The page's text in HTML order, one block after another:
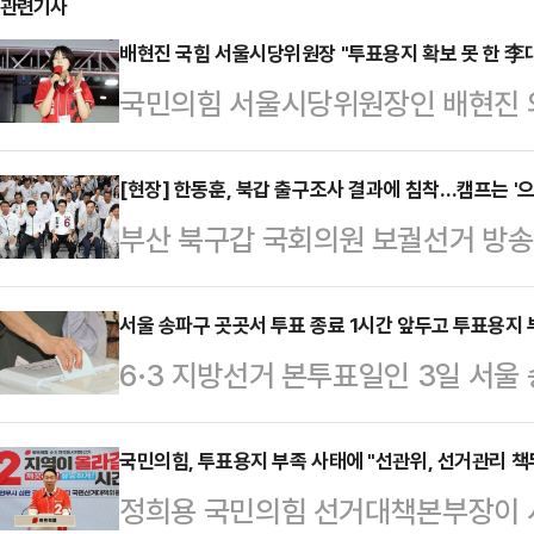
관련기사
배현진 국힘 서울시당위원장 "투표용지 확보 못 한 李
국민의힘 서울시당위원장인 배현
지 부족 사태와 관련해 "선거 개입
대해서 대통령으로서 사죄하고, 중
문책해야 한다"고 밝혔다.배현진
고 "중앙선관위는 이 사건 대해 갑
는, 마치 아무 일도 아닌 듯한 입장
서울 국민의힘 시당위원장으로서
선관위 선거 관리 부족 등…
[현장] 한동훈, 북갑 출구조사 결과에 침착…캠프는 '
부산 북구갑 국회의원 보궐선거 방
당 후보와 한동훈 무소속 후보가 초
훈 후보는 침착한 표정으로 방송을
거사무소에서 캠프 관계자들과 주
결과 발표 방송을 시청했다.이날
후보 41.6%가 발표되자 캠프 내부
후보는 별다른 표정 변화 없이 TV
서울 송파구 곳곳서 투표 종료 1시간 앞두고 투표용
6·3 지방선거 본투표일인 3일 서울
를 1시간여 앞둔 오후 5시쯤부터
다.이에 중앙선관위는 투표용지 부
송하고 있으며 투표소에 대기중인
국민의힘, 투표용지 부족 사태에 "선관위, 선거관리
정희용 국민의힘 선거대책본부장